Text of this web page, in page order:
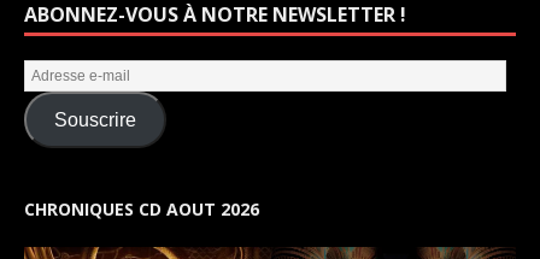
ABONNEZ-VOUS À NOTRE NEWSLETTER !
Souscrire
CHRONIQUES CD AOUT 2026